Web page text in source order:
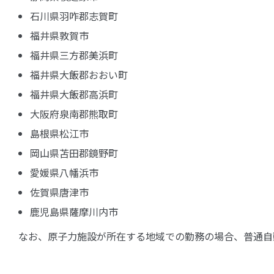
石川県羽咋郡志賀町
福井県敦賀市
福井県三方郡美浜町
福井県大飯郡おおい町
福井県大飯郡高浜町
大阪府泉南郡熊取町
島根県松江市
岡山県苫田郡鏡野町
愛媛県八幡浜市
佐賀県唐津市
鹿児島県薩摩川内市
なお、原子力施設が所在する地域での勤務の場合、普通自